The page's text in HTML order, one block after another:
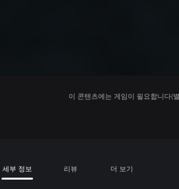
이 콘텐츠에는 게임이 필요합니다(
세부 정보 리뷰 더 보기